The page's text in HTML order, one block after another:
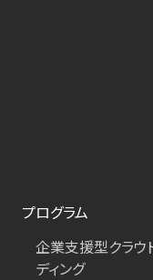
プログラム
企業支援型クラウ
ディング